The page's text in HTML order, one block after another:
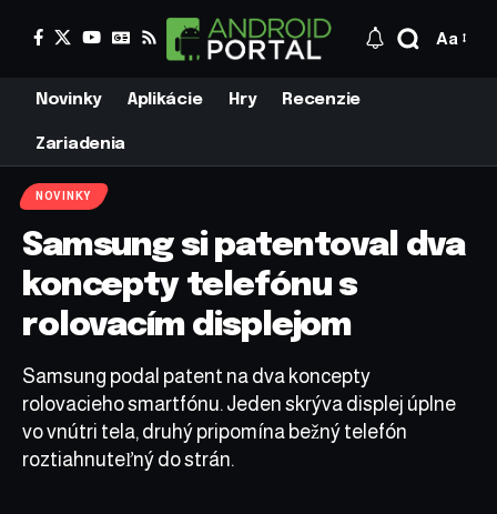
Aa
Novinky Aplikácie Hry Recenzie
Zariadenia
NOVINKY
Samsung si patentoval dva
koncepty telefónu s
rolovacím displejom
Samsung podal patent na dva koncepty
rolovacieho smartfónu. Jeden skrýva displej úplne
vo vnútri tela, druhý pripomína bežný telefón
roztiahnuteľný do strán.